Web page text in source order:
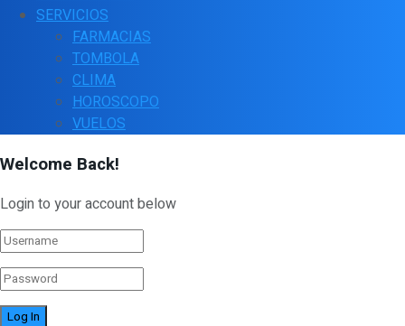
SERVICIOS
FARMACIAS
TOMBOLA
CLIMA
HOROSCOPO
VUELOS
Welcome Back!
Login to your account below